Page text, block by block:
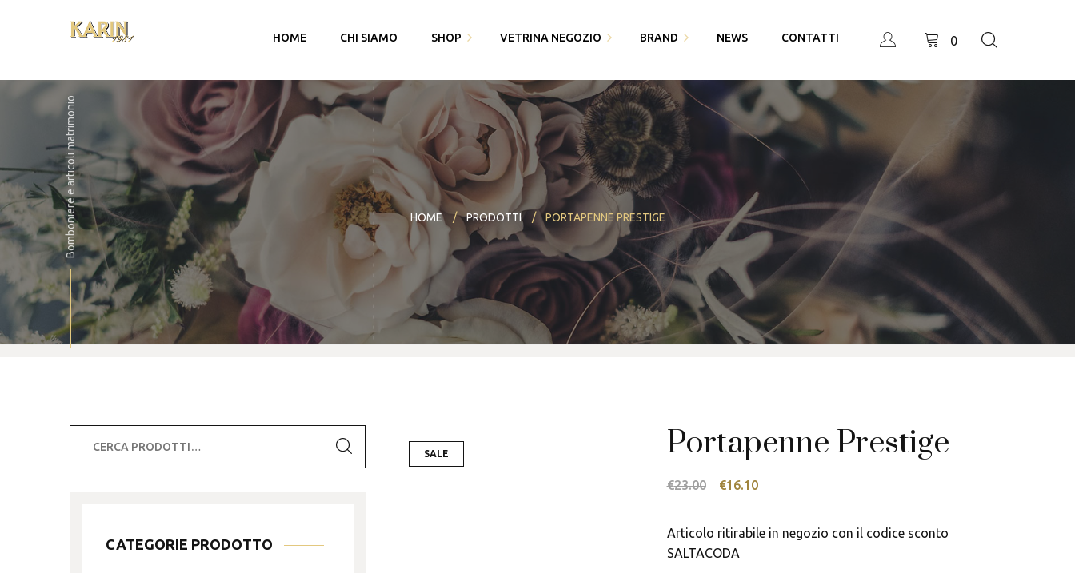
HOME CHI SIAMO SHOP
Fedi Polello
Bracciali saldati e gioielli
permanenti
Bomboniere
Partecipazioni
I miei dati
Account
Carrello
Checkout
VETRINA NEGOZIO
Gioiello
Piquadro
Swarovski
Thun
Bracciali saldati e gioielli
permanenti
BRAND
Cingomma
Gioielleria Karin1981
Maserati
Paciotti 4US
Piquadro
Polello
Alisia
NEWS CONTATTI 0
Bomboniere e articoli matrimonio HOME PRODOTTI PORTAPENNE PRESTIGE
SALE Portapenne Prestige
€23.00
Il
originale
€16.10Il
attuale
Articolo ritirabile in negozio con il codice sconto
SALTACODA
CATEGORIE PRODOTTO